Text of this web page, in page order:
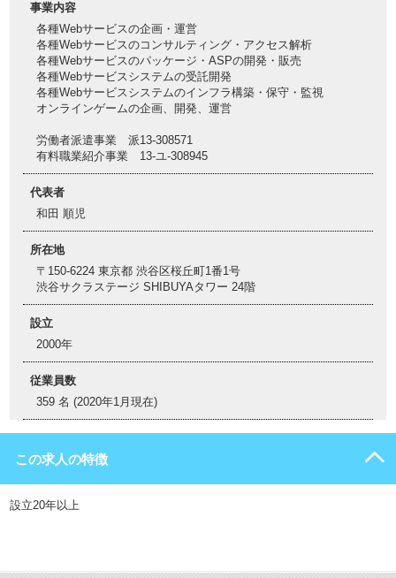
事業内容
各種Webサービスの企画・運営
各種Webサービスのコンサルティング・アクセス解析
各種Webサービスのパッケージ・ASPの開発・販売
各種Webサービスシステムの受託開発
各種Webサービスシステムのインフラ構築・保守・監視
オンラインゲームの企画、開発、運営
労働者派遣事業 派13-308571
有料職業紹介事業 13-ユ-308945
代表者
和田 順児
所在地
〒150-6224 東京都 渋谷区桜丘町1番1号
渋谷サクラステージ SHIBUYAタワー 24階
設立
2000年
従業員数
359 名 (2020年1月現在)
この求人の特徴
設立20年以上